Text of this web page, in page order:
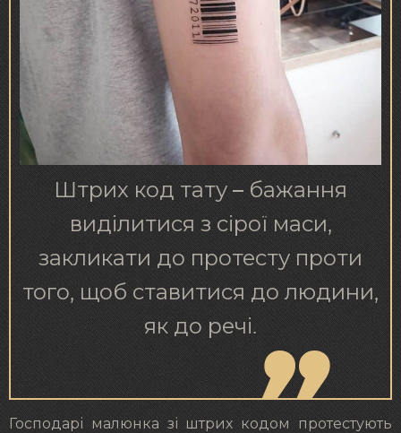
Штрих код тату – бажання
виділитися з сірої маси,
закликати до протесту проти
того, щоб ставитися до людини,
як до речі.
Господарі малюнка зі штрих кодом протестують